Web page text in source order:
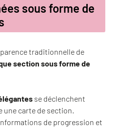
sous forme de
traditionnelle de
section sous forme de
se déclenchent
une carte de section.
de progression et